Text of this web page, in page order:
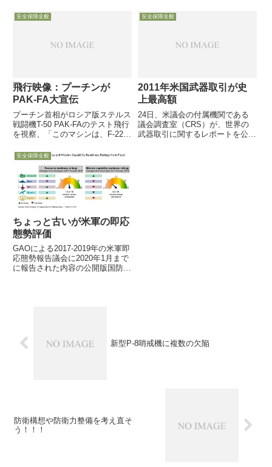
と18機のMQ-9などをFMS枠組み
or Kanyon）を紹介しつつ、使用
目的が不明だった建設中の新型潜
るのではな...
安全保障全般
飛行映像：プーチンが
PAK-FA大宣伝
プーチン首相がロシア版ステルス
戦闘機T-50 PAK-FAのテスト飛行
を視察、「このマシンは、F-22よ
点で優れたモノになろう」、また
価格もF-22の３分の一程度と発言
し、ロシア軍需産業の「起爆剤」
にすべく、大いにアピールしまし
た
安全保障全般
2011年米国武器取引が史
上最高額
24日、米議会の付属機関である
議会調査室（CRS）が、世界の
武器取引に関するレポートを公表
安全保障全般
ちょっと古いが米軍の即応
態勢評価
GAOによる2017-2019年の米軍即
応態勢報告議会に2020年1月まで
に報告された内容の公開版国防省
新型P-8哨戒機に複数の欠陥
防衛構想や防衛力整備を考え直そ
う！！！